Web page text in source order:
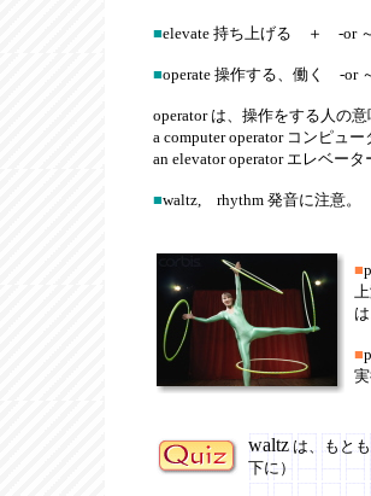
■elevate 持ち上げる ＋ -or
■operate 操作する、働く -or
operator は、操作をする人の
a computer operator コンピュ
an elevator operator エレベータ
■waltz, rhythm 発音に注意。
■
■
waltzは、もと
下に）